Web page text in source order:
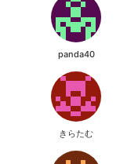
panda40
きらたむ